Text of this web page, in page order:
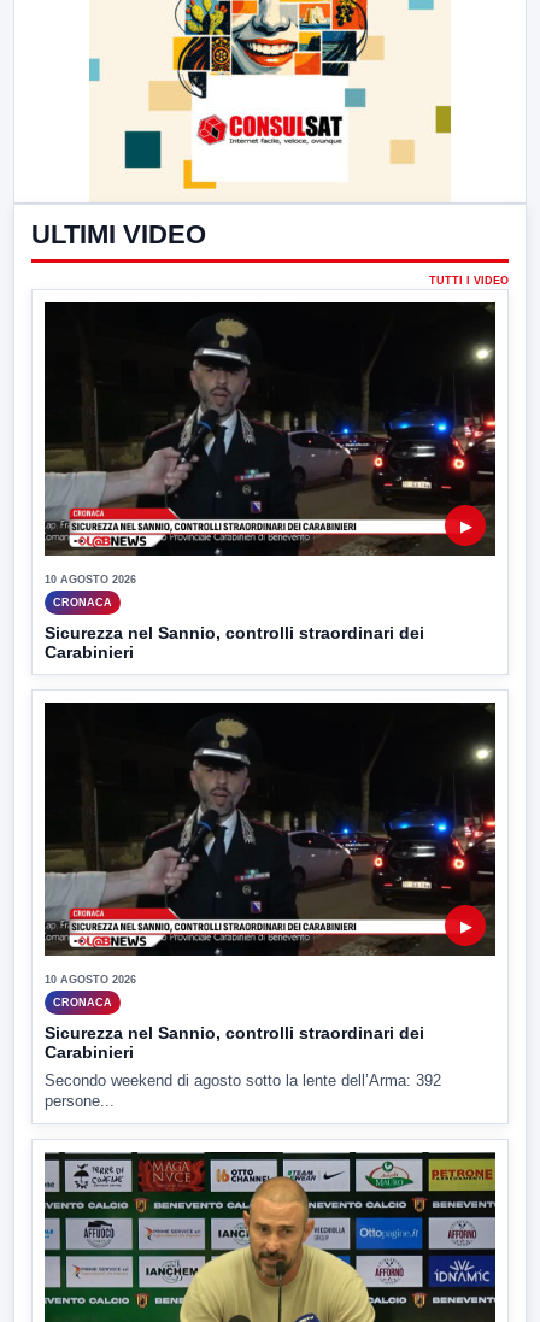
ULTIMI VIDEO
TUTTI I VIDEO
▶
10 AGOSTO 2026
CRONACA
Sicurezza nel Sannio, controlli straordinari dei
Carabinieri
▶
10 AGOSTO 2026
CRONACA
Sicurezza nel Sannio, controlli straordinari dei
Carabinieri
Secondo weekend di agosto sotto la lente dell’Arma: 392
persone...